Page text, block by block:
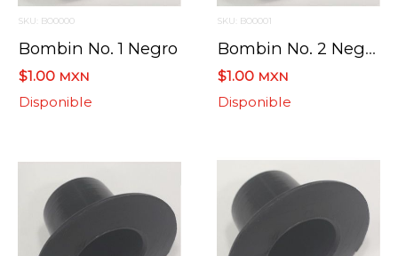
SKU: BO0000
Bombin No. 1 Negro
$1.00 MXN
Disponible
SKU: BO0001
Bombin No. 2 Negro
$1.00 MXN
Disponible